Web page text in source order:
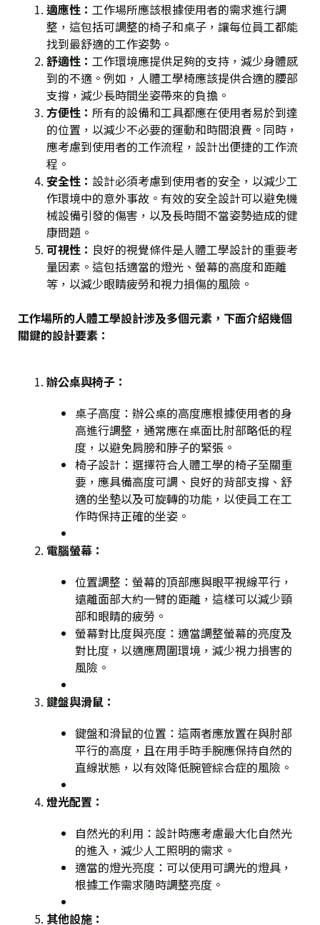
適應性 ： 工作場所應該根據使用者的需求進行調
整，這包括可調整的椅子和桌子，讓每位員工都能
找到最舒適的工作姿勢。
舒適性 ： 工作環境應提供足夠的支持，減少身體感
到的不適。例如，人體工學椅應該提供合適的腰部
支撐，減少長時間坐姿帶來的負擔。
方便性 ： 所有的設備和工具都應在使用者易於到達
的位置，以減少不必要的運動和時間浪費。同時，
應考慮到使用者的工作流程，設計出便捷的工作流
程。
安全性 ： 設計必須考慮到使用者的安全，以減少工
作環境中的意外事故。有效的安全設計可以避免機
械設備引發的傷害，以及長時間不當姿勢造成的健
康問題。
可視性 ： 良好的視覺條件是人體工學設計的重要考
量因素。這包括適當的燈光、螢幕的高度和距離
等，以減少眼睛疲勞和視力損傷的風險。
工作場所的人體工學設計涉及多個元素，下面介紹幾個
關鍵的設計要素：
辦公桌與椅子 ：
桌子高度 ：辦公桌的高度應根據使用者的身
高進行調整，通常應在桌面比肘部略低的程
度，以避免肩膀和脖子的緊張。
椅子設計 ：選擇符合人體工學的椅子至關重
要，應具備高度可調、良好的背部支撐、舒
適的坐墊以及可旋轉的功能，以使員工在工
作時保持正確的坐姿。
電腦螢幕 ：
位置調整 ：螢幕的頂部應與眼平視線平行，
遠離面部大約一臂的距離，這樣可以減少頸
部和眼睛的疲勞。
螢幕對比度與亮度 ：適當調整螢幕的亮度及
對比度，以適應周圍環境，減少視力損害的
風險。
鍵盤與滑鼠 ：
鍵盤和滑鼠的位置 ：這兩者應放置在與肘部
平行的高度，且在用手時手腕應保持自然的
直線狀態，以有效降低腕管綜合症的風險。
燈光配置 ：
自然光的利用 ：設計時應考慮最大化自然光
的進入，減少人工照明的需求。
適當的燈光亮度 ：可以使用可調光的燈具，
根據工作需求隨時調整亮度。
其他設施 ：